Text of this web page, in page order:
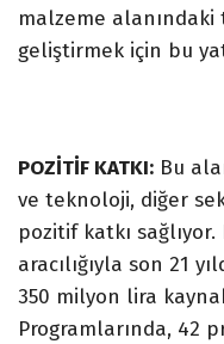
malzeme
geliştirmek için bu
POZİTİF KATKI: Bu
ve teknoloji, diğer
pozitif katkı
aracılığıyla son 21
350 milyon lira
Programlarında, 42